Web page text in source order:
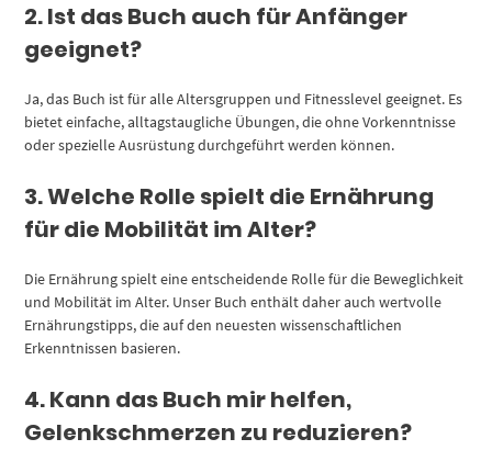
2. Ist das Buch auch für Anfänger
geeignet?
Ja, das Buch ist für alle Altersgruppen und Fitnesslevel geeignet. Es
bietet einfache, alltagstaugliche Übungen, die ohne Vorkenntnisse
oder spezielle Ausrüstung durchgeführt werden können.
3. Welche Rolle spielt die Ernährung
für die Mobilität im Alter?
Die Ernährung spielt eine entscheidende Rolle für die Beweglichkeit
und Mobilität im Alter. Unser Buch enthält daher auch wertvolle
Ernährungstipps, die auf den neuesten wissenschaftlichen
Erkenntnissen basieren.
4. Kann das Buch mir helfen,
Gelenkschmerzen zu reduzieren?